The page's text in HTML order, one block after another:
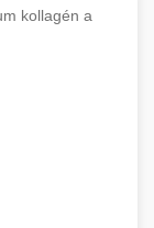
kollagén a